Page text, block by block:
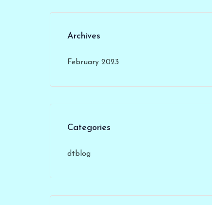
Archives
February 2023
Categories
dtblog